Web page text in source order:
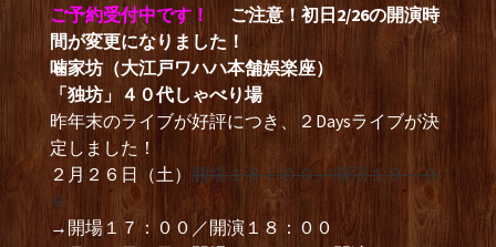
ご予約受付中です！
ご注意！初日2/26の開演時
間が変更になりました！
噛家坊（大江戸ワハハ本舗娯楽座）
「独坊」４０代しゃべり場
昨年末のライブが好評につき、２Daysライブが決
定しました！
２月２６日（土） 開場１８：００／開演１９：０
０
→開場１７：００／開演１８：００